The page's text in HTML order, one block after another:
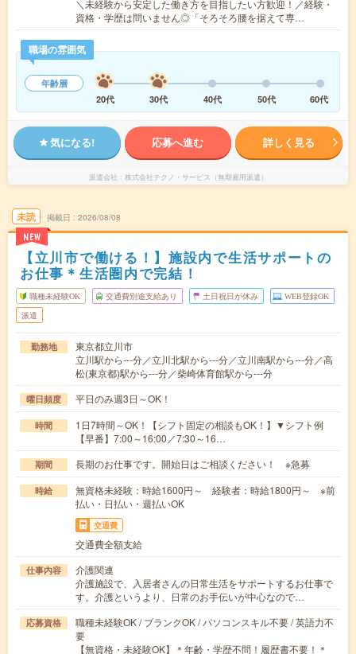
＼未経験から安定した働き方を目指したい方歓迎！／経験・
資格・学歴は問いません◎「そろそろ腰を据えて専…
職場の雰囲気
年齢層
20代
30代 40代 50代 60代
気になる! 応募へ進む 詳しく見る
派遣会社 株式会社テクノ・サービス（無期雇用派遣）
未読
NEW
掲載日 2026/08/08
【立川市で働ける！】施設内で生活サポートの
お仕事＊生活圏内で完結！
職種未経験OK 交通費別途支給あり 土日祝日が休み WEB登録OK
派遣
勤務地
東京都立川市
立川駅から---分／立川北駅から---分／立川南駅から---分／高
松(東京都)駅から---分／柴崎体育館駅から---分
曜日頻度 平日のみ週3日～OK！
時間
1日7時間～OK！【シフト固定の相談もOK！】▼シフト例
【早番】7:00～16:00／7:30～16…
期間 長期のお仕事です。開始日はご相談ください！ ※急募
時給
無資格未経験：時給1600円～ 経験者：時給1800円～ ※前
払い・日払い・週払いOK
交通費
交通費全額支給
仕事内容
介護関連
介護施設で、入居者さんの日常生活をサポートするお仕事で
す。介護というより、日常のお手伝いが中心なので…
応募資格
職種未経験OK / ブランクOK / パソコンスキル不要 / 英語力不
要
【無資格・未経験OK】＊年齢・学歴不問！履歴書不要！＊